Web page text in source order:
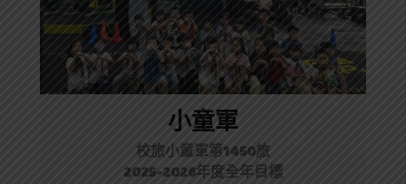
小童軍
校旅小童軍第1450旅
2025-2026年度全年目標